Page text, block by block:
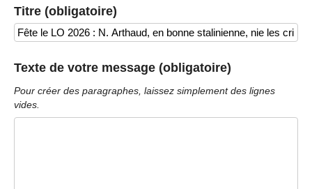
Titre (obligatoire)
Texte de votre message (obligatoire)
Pour créer des paragraphes, laissez simplement des lignes
vides.